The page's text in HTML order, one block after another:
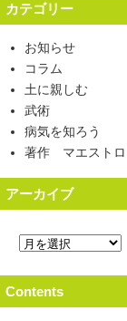
カテゴリー
お知らせ
コラム
土に親しむ
武術
病気を知ろう
著作 マエストロ
アーカイブ
Contents